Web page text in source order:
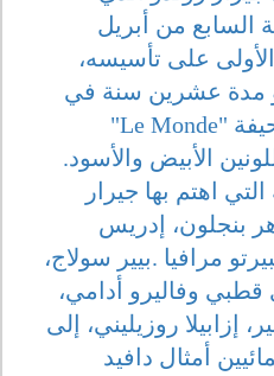
السابع من أبريل
الأولى على تأسيسه،
مدة عشرين سنة في
تصوير الشخصيات لصحيفة "Le Monde"
الأبيض والأسود.
اهتم بها جيرار
بنجلون، إدريس
مرافيا .بيير سولاج،
وفاليرو أدامي،
إزابيلا روزيليني، إلى
أمثال دافيد